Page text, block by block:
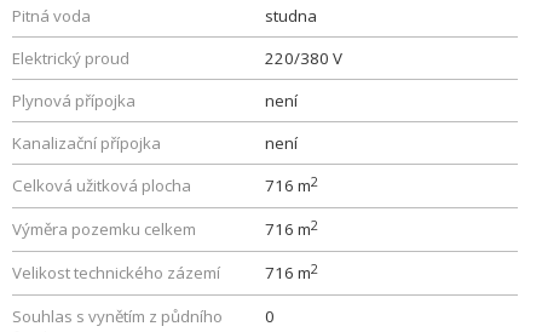
Pitná voda
studna
Elektrický proud
220/380 V
Plynová přípojka
není
Kanalizační přípojka
není
Celková užitková plocha
716 m2
Výměra pozemku celkem 716 m2
Velikost technického zázemí 716 m2
Souhlas s vynětím z půdního
0